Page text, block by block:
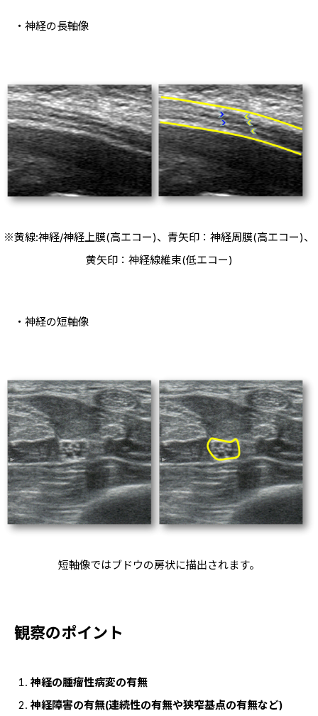
・神経の長軸像
※黄線:神経/神経上膜(高エコー)、青矢印：神経周膜(高エコー)、
黄矢印：神経線維束(低エコー)
・神経の短軸像
短軸像ではブドウの房状に描出されます。
観察のポイント
神経の腫瘤性病変の有無
神経障害の有無(連続性の有無や狭窄基点の有無など)